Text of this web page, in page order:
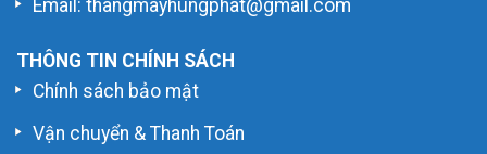
Email: thangmayhungphat@gmail.com
THÔNG TIN CHÍNH SÁCH
Chính sách bảo mật
Vận chuyển & Thanh Toán